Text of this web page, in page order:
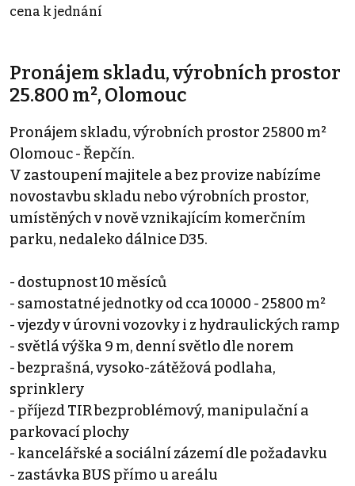
cena k jednání
Pronájem skladu, výrobních prostor
25.800 m², Olomouc
Pronájem skladu, výrobních prostor 25800 m²
Olomouc - Řepčín.
V zastoupení majitele a bez provize nabízíme
novostavbu skladu nebo výrobních prostor,
umístěných v nově vznikajícím komerčním
parku, nedaleko dálnice D35.
- dostupnost 10 měsíců
- samostatné jednotky od cca 10000 - 25800 m²
- vjezdy v úrovni vozovky i z hydraulických ramp
- světlá výška 9 m, denní světlo dle norem
- bezprašná, vysoko-zátěžová podlaha,
sprinklery
- příjezd TIR bezproblémový, manipulační a
parkovací plochy
- kancelářské a sociální zázemí dle požadavku
- zastávka BUS přímo u areálu